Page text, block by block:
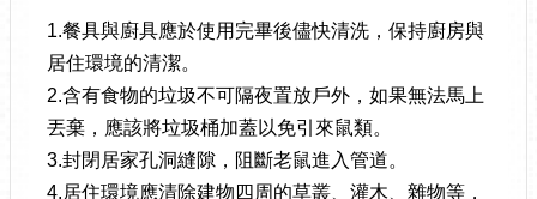
1.餐具與廚具應於使用完畢後儘快清洗，保持廚房與
居住環境的清潔。
2.含有食物的垃圾不可隔夜置放戶外，如果無法馬上
丟棄，應該將垃圾桶加蓋以免引來鼠類。
3.封閉居家孔洞縫隙，阻斷老鼠進入管道。
4.居住環境應清除建物四周的草叢、灌木、雜物等，